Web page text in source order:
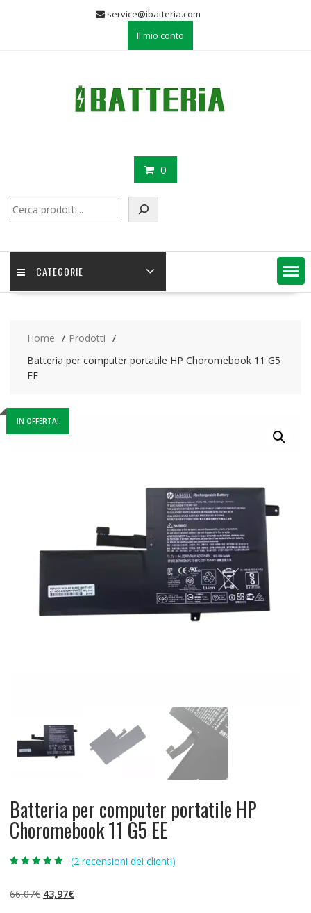
service@ibatteria.com
Il mio conto
0
CATEGORIE
Home
Prodotti
Batteria per computer portatile HP Choromebook 11 G5
EE
IN OFFERTA!
Batteria per computer portatile HP
Choromebook 11 G5 EE
base di
recensioni
(2 recensioni dei clienti)
66,07€ Il
43,97€Il